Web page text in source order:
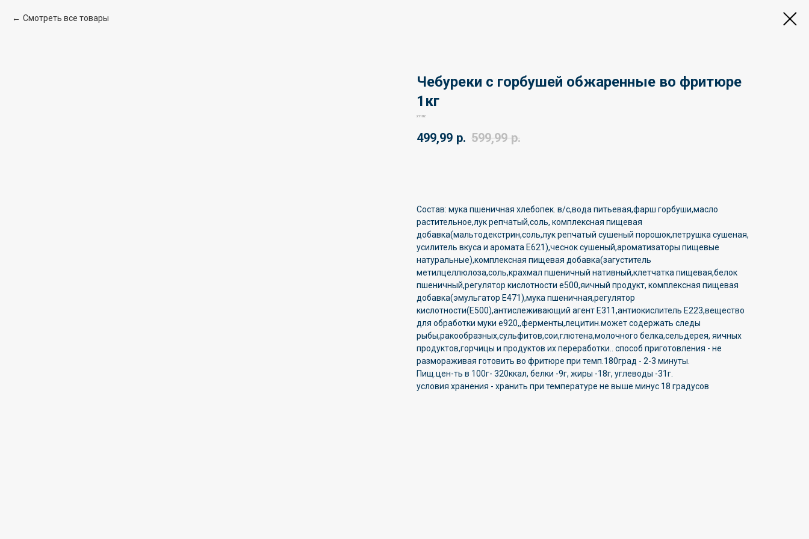
Смотреть все товары
Чебуреки с горбушей обжаренные во фритюре
1кг
21102
499,99 р. 599,99 р.
Состав: мука пшеничная хлебопек. в/с,вода питьевая,фарш горбуши,масло
растительное,лук репчатый,соль, комплексная пищевая
добавка(мальтодекстрин,соль,лук репчатый сушеный порошок,петрушка сушеная,
усилитель вкуса и аромата Е621),чеснок сушеный,ароматизаторы пищевые
натуральные),комплексная пищевая добавка(загуститель
метилцеллюлоза,соль,крахмал пшеничный нативный,клетчатка пищевая,белок
пшеничный,регулятор кислотности е500,яичный продукт, комплексная пищевая
добавка(эмульгатор Е471),мука пшеничная,регулятор
кислотности(Е500),антислеживающий агент Е311,антиокислитель Е223,вещество
для обработки муки е920,,ферменты,лецитин.может содержать следы
рыбы,ракообразных,сульфитов,сои,глютена,молочного белка,сельдерея, яичных
продуктов,горчицы и продуктов их переработки.. способ приготовления - не
размораживая готовить во фритюре при темп.180град - 2-3 минуты.
Пищ.цен-ть в 100г- 320ккал, белки -9г, жиры -18г, углеводы -31г.
условия хранения - хранить при температуре не выше минус 18 градусов